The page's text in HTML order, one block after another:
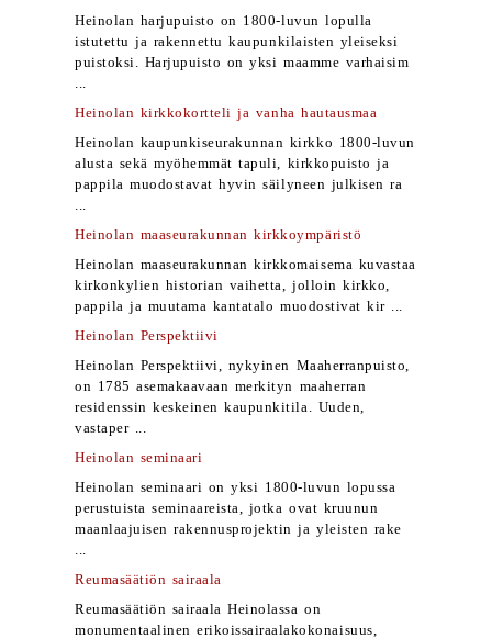
Heinolan harjupuisto on 1800-luvun lopulla
istutettu ja rakennettu kaupunkilaisten yleiseksi
puistoksi. Harjupuisto on yksi maamme varhaisim
...
Heinolan kirkkokortteli ja vanha hautausmaa
Heinolan kaupunkiseurakunnan kirkko 1800-luvun
alusta sekä myöhemmät tapuli, kirkkopuisto ja
pappila muodostavat hyvin säilyneen julkisen ra
...
Heinolan maaseurakunnan kirkkoympäristö
Heinolan maaseurakunnan kirkkomaisema kuvastaa
kirkonkylien historian vaihetta, jolloin kirkko,
pappila ja muutama kantatalo muodostivat kir ...
Heinolan Perspektiivi
Heinolan Perspektiivi, nykyinen Maaherranpuisto,
on 1785 asemakaavaan merkityn maaherran
residenssin keskeinen kaupunkitila. Uuden,
vastaper ...
Heinolan seminaari
Heinolan seminaari on yksi 1800-luvun lopussa
perustuista seminaareista, jotka ovat kruunun
maanlaajuisen rakennusprojektin ja yleisten rake
...
Reumasäätiön sairaala
Reumasäätiön sairaala Heinolassa on
monumentaalinen erikoissairaalakokonaisuus,